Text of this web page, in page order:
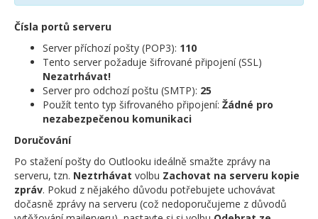
Čísla portů serveru
Server příchozí pošty (POP3): 110
Tento server požaduje šifrované připojení (SSL)
Nezatrhávat!
Server pro odchozí poštu (SMTP): 25
Použít tento typ šifrovaného připojení: Žádné pro
nezabezpečenou komunikaci
Doručování
Po stažení pošty do Outlooku ideálně smažte zprávy na
serveru, tzn. Neztrhávat volbu Zachovat na serveru kopie
zpráv. Pokud z nějakého důvodu potřebujete uchovávat
dočasně zprávy na serveru (což nedoporučujeme z důvodů